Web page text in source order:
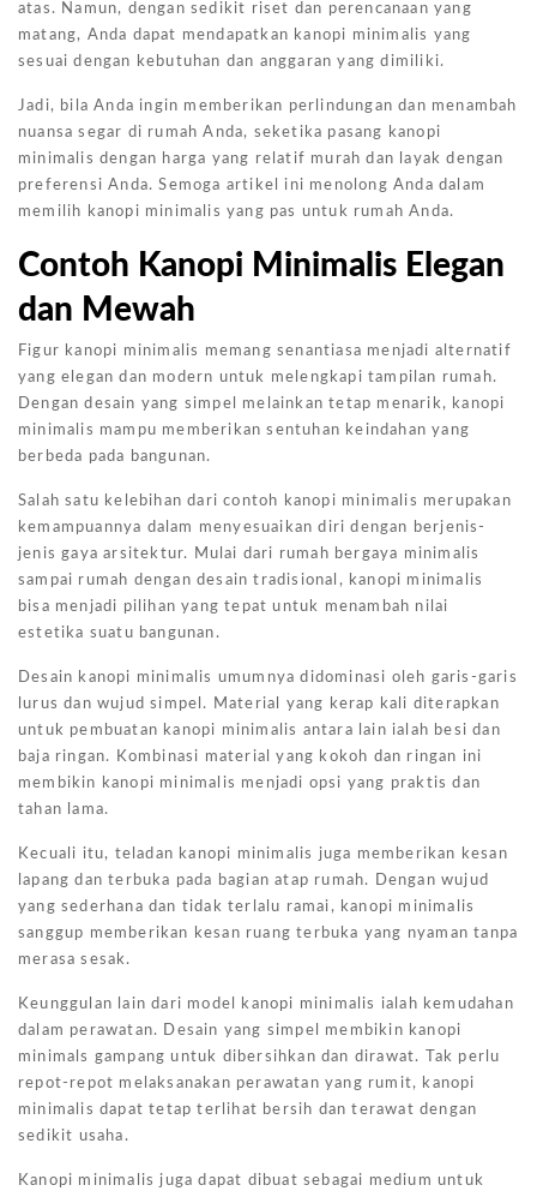
atas. Namun, dengan sedikit riset dan perencanaan yang
matang, Anda dapat mendapatkan kanopi minimalis yang
sesuai dengan kebutuhan dan anggaran yang dimiliki.
Jadi, bila Anda ingin memberikan perlindungan dan menambah
nuansa segar di rumah Anda, seketika pasang kanopi
minimalis dengan harga yang relatif murah dan layak dengan
preferensi Anda. Semoga artikel ini menolong Anda dalam
memilih kanopi minimalis yang pas untuk rumah Anda.
Contoh Kanopi Minimalis Elegan
dan Mewah
Figur kanopi minimalis memang senantiasa menjadi alternatif
yang elegan dan modern untuk melengkapi tampilan rumah.
Dengan desain yang simpel melainkan tetap menarik, kanopi
minimalis mampu memberikan sentuhan keindahan yang
berbeda pada bangunan.
Salah satu kelebihan dari contoh kanopi minimalis merupakan
kemampuannya dalam menyesuaikan diri dengan berjenis-
jenis gaya arsitektur. Mulai dari rumah bergaya minimalis
sampai rumah dengan desain tradisional, kanopi minimalis
bisa menjadi pilihan yang tepat untuk menambah nilai
estetika suatu bangunan.
Desain kanopi minimalis umumnya didominasi oleh garis-garis
lurus dan wujud simpel. Material yang kerap kali diterapkan
untuk pembuatan kanopi minimalis antara lain ialah besi dan
baja ringan. Kombinasi material yang kokoh dan ringan ini
membikin kanopi minimalis menjadi opsi yang praktis dan
tahan lama.
Kecuali itu, teladan kanopi minimalis juga memberikan kesan
lapang dan terbuka pada bagian atap rumah. Dengan wujud
yang sederhana dan tidak terlalu ramai, kanopi minimalis
sanggup memberikan kesan ruang terbuka yang nyaman tanpa
merasa sesak.
Keunggulan lain dari model kanopi minimalis ialah kemudahan
dalam perawatan. Desain yang simpel membikin kanopi
minimals gampang untuk dibersihkan dan dirawat. Tak perlu
repot-repot melaksanakan perawatan yang rumit, kanopi
minimalis dapat tetap terlihat bersih dan terawat dengan
sedikit usaha.
Kanopi minimalis juga dapat dibuat sebagai medium untuk